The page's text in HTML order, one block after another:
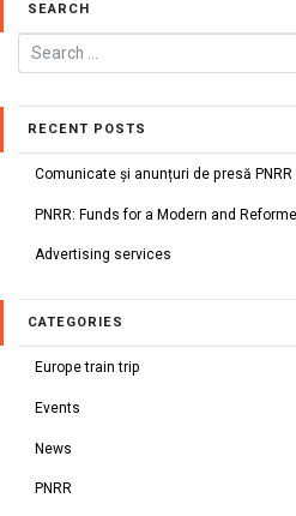
SEARCH
RECENT POSTS
Comunicate și anunțuri de presă PNRR
PNRR: Funds for a Modern and
Advertising services
CATEGORIES
Europe train trip
Events
News
PNRR